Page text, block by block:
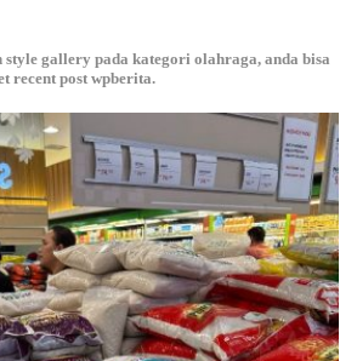
style gallery pada kategori olahraga, anda bisa
recent post wpberita.